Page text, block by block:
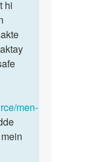
hi
men-